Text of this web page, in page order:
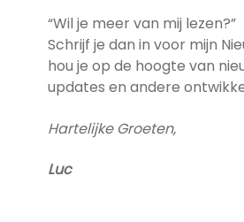
“Wil je meer van mij lezen?”
Schrijf je dan in voor mijn
hou je op de hoogte van
updates en andere
Hartelijke Groeten,
Luc